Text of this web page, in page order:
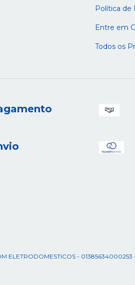
Política de
Entre em
Todos os
ELETRODOMESTICOS - 01385634000253